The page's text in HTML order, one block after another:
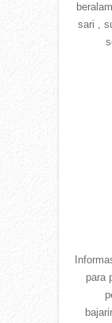
sari ,
para